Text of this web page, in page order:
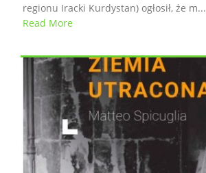
regionu Iracki Kurdystan) ogłosił, że m...
Read More